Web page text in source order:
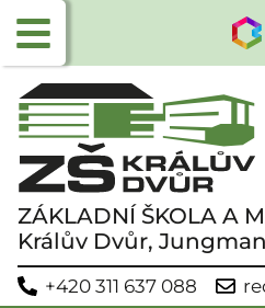
ZÁKLADNÍ ŠKOLA A
Králův Dvůr,
+420 311 637 088